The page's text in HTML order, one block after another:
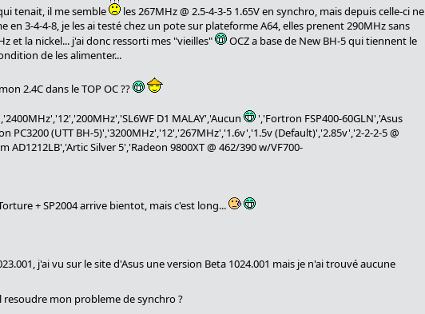
tenait, il me semble
les 267MHz @ 2.5-4-3-5 1.65V en synchro, mais depuis celle-ci ne
en 3-4-4-8, je les ai testé chez un pote sur plateforme A64, elles prenent 290MHz sans
et la nickel... j'ai donc ressorti mes "vieilles"
OCZ a base de New BH-5 qui tiennent le
de les alimenter...
2.4C dans le TOP OC ??
D1 MALAY','Aucun
','Fortron FSP400-60GLN','Asus
PC3200 (UTT BH-5)','3200MHz','12','267MHz','1.6v','1.5v (Default)','2.85v','2-2-2-5 @
AD1212LB','Artic Silver 5','Radeon 9800XT @ 462/390 w/VF700-
+ SP2004 arrive bientot, mais c'est long...
j'ai vu sur le site d'Asus une version Beta 1024.001 mais je n'ai trouvé aucune
mon probleme de synchro ?